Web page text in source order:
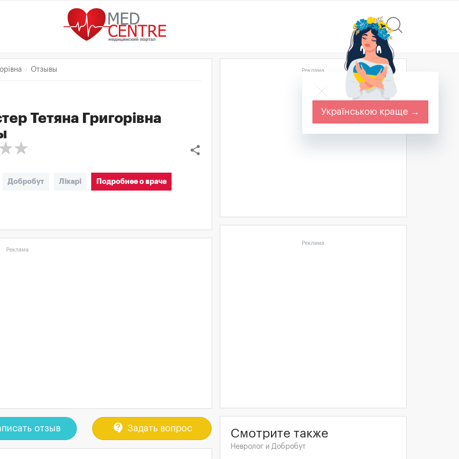
Отзывы
Тетяна Григорівна
share
Добробут Лікарі Подробнее о враче
Реклама
отзыв contact_support Задать вопрос
Реклама
Реклама
Смотрите также
Невролог и Добробут
Українською краще →